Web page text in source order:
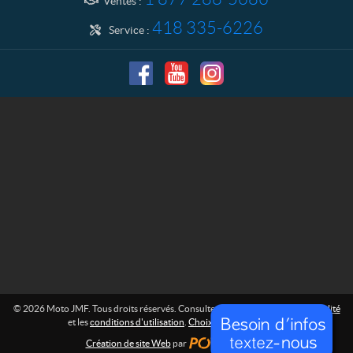
Service : 418 335-6226
© 2026 Moto JMF. Tous droits réservés. Consultez la
politique de confidentialité
et lesconditions d'utilisation Choix de consentement
Création de site Webpar